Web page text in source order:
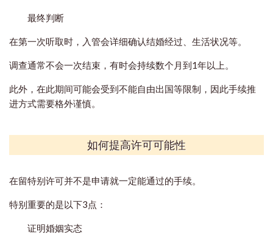
最终判断
在第一次听取时，入管会详细确认结婚经过、生活状况等。
调查通常不会一次结束，有时会持续数个月到1年以上。
此外，在此期间可能会受到不能自由出国等限制，因此手续推
进方式需要格外谨慎。
如何提高许可可能性
在留特别许可并不是申请就一定能通过的手续。
特别重要的是以下3点：
证明婚姻实态